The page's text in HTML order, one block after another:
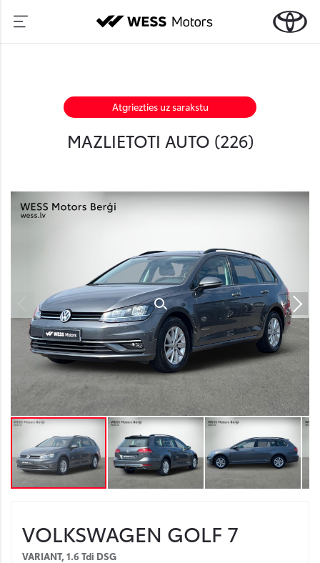
Atgriezties uz sarakstu
MAZLIETOTI AUTO (226)
VOLKSWAGEN GOLF 7
VARIANT, 1.6 Tdi DSG